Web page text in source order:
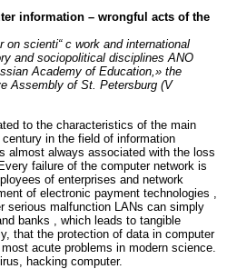
information – wrongful acts of the
scienti“ c work and international
and sociopolitical disciplines ANO
Academy of Education,» the
Assembly of St. Petersburg (V
to the characteristics of the main
in the field of information
almost always associated with the loss
failure of the computer network is
of enterprises and network
of electronic payment technologies ,
serious malfunction LANs can simply
banks , which leads to tangible
that the protection of data in computer
acute problems in modern science.
hacking computer.